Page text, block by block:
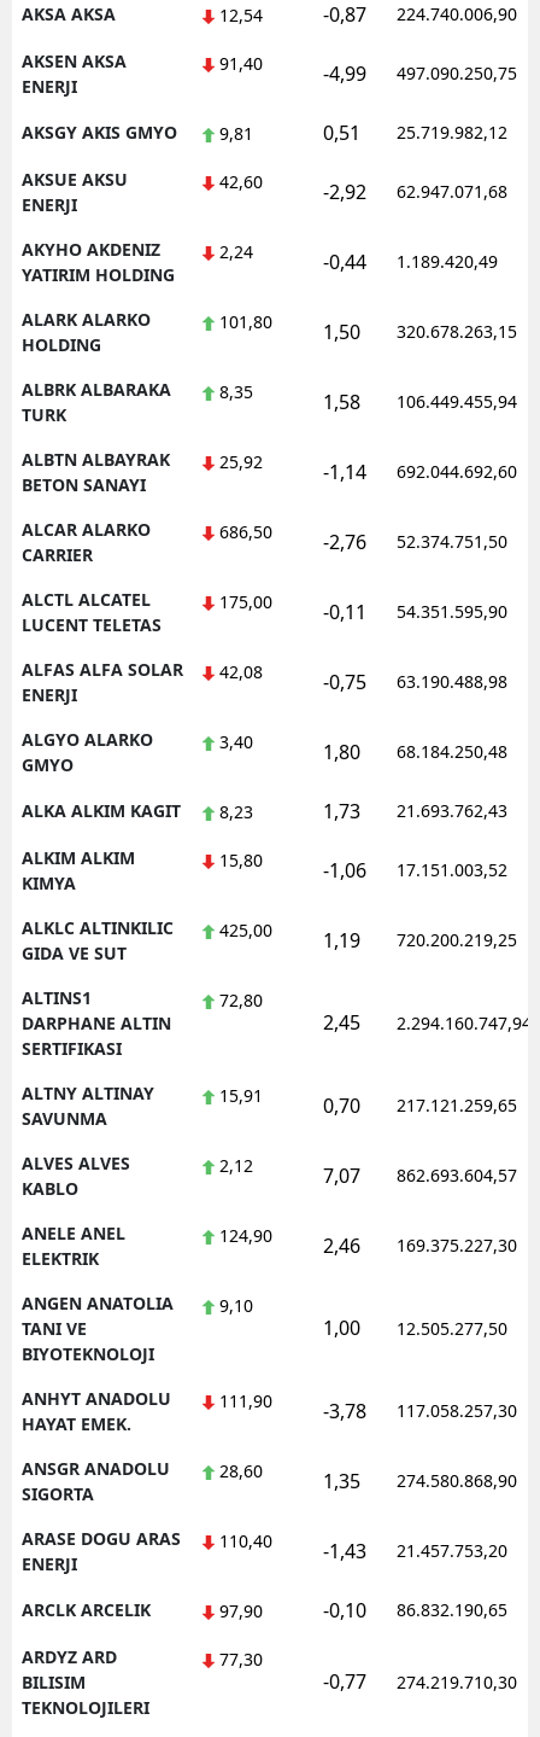
AKSA AKSA 12,54 -0,87 224.740.006,90
AKSEN AKSA
ENERJI
91,40 -4,99 497.090.250,75
AKSGY AKIS GMYO 9,81 0,51 25.719.982,12
AKSUE AKSU
ENERJI
42,60 -2,92 62.947.071,68
AKYHO AKDENIZ
YATIRIM HOLDING
2,24 -0,44 1.189.420,49
ALARK ALARKO
HOLDING
101,80 1,50 320.678.263,15
ALBRK ALBARAKA
TURK
8,35 1,58 106.449.455,94
ALBTN ALBAYRAK
BETON SANAYI
25,92 -1,14 692.044.692,60
ALCAR ALARKO
CARRIER
686,50 -2,76 52.374.751,50
ALCTL ALCATEL
LUCENT TELETAS
175,00 -0,11 54.351.595,90
ALFAS ALFA SOLAR
ENERJI
42,08 -0,75 63.190.488,98
ALGYO ALARKO
GMYO
3,40 1,80 68.184.250,48
ALKA ALKIM KAGIT 8,23 1,73 21.693.762,43
ALKIM ALKIM
KIMYA
15,80 -1,06 17.151.003,52
ALKLC ALTINKILIC
GIDA VE SUT
425,00 1,19 720.200.219,25
ALTINS1
DARPHANE ALTIN
SERTIFIKASI
72,80
2,45 2.294.160.747,94
ALTNY ALTINAY
SAVUNMA
15,91 0,70 217.121.259,65
ALVES ALVES
KABLO
2,12 7,07 862.693.604,57
ANELE ANEL
ELEKTRIK
124,90 2,46 169.375.227,30
ANGEN ANATOLIA
TANI VE
BIYOTEKNOLOJI
9,10
1,00 12.505.277,50
ANHYT ANADOLU
HAYAT EMEK.
111,90 -3,78 117.058.257,30
ANSGR ANADOLU
SIGORTA
28,60 1,35 274.580.868,90
ARASE DOGU ARAS
ENERJI
110,40 -1,43 21.457.753,20
ARCLK ARCELIK 97,90 -0,10 86.832.190,65
ARDYZ ARD
BILISIM
TEKNOLOJILERI
77,30
-0,77 274.219.710,30